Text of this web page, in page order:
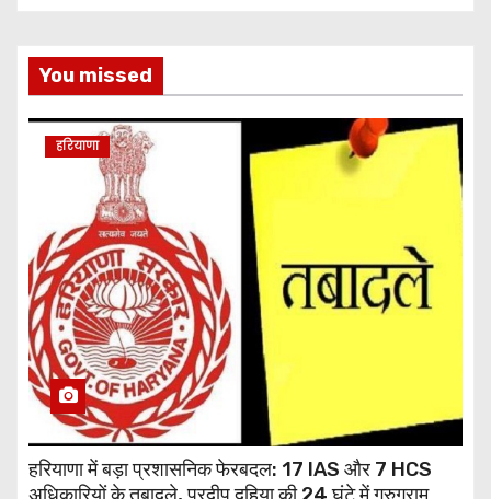
You missed
हरियाणा
हरियाणा में बड़ा प्रशासनिक फेरबदल: 17 IAS और 7 HCS